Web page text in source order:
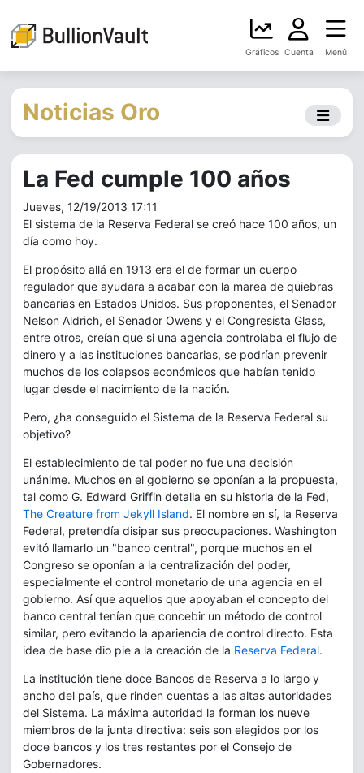
Gráficos Cuenta Menú
Noticias Oro
La Fed cumple 100 años
Jueves, 12/19/2013 17:11
El sistema de la Reserva Federal se creó hace 100 años, un
día como hoy.
El propósito allá en 1913 era el de formar un cuerpo
regulador que ayudara a acabar con la marea de quiebras
bancarias en Estados Unidos. Sus proponentes, el Senador
Nelson Aldrich, el Senador Owens y el Congresista Glass,
entre otros, creían que si una agencia controlaba el flujo de
dinero y a las instituciones bancarias, se podrían prevenir
muchos de los colapsos económicos que habían tenido
lugar desde el nacimiento de la nación.
Pero, ¿ha conseguido el Sistema de la Reserva Federal su
objetivo?
El establecimiento de tal poder no fue una decisión
unánime. Muchos en el gobierno se oponían a la propuesta,
tal como G. Edward Griffin detalla en su historia de la Fed,
The Creature from Jekyll Island. El nombre en sí, la Reserva
Federal, pretendía disipar sus preocupaciones. Washington
evitó llamarlo un "banco central", porque muchos en el
Congreso se oponían a la centralización del poder,
especialmente el control monetario de una agencia en el
gobierno. Así que aquellos que apoyaban el concepto del
banco central tenían que concebir un método de control
similar, pero evitando la apariencia de control directo. Esta
idea de base dio pie a la creación de la Reserva Federal.
La institución tiene doce Bancos de Reserva a lo largo y
ancho del país, que rinden cuentas a las altas autoridades
del Sistema. La máxima autoridad la forman los nueve
miembros de la junta directiva: seis son elegidos por los
doce bancos y los tres restantes por el Consejo de
Gobernadores.